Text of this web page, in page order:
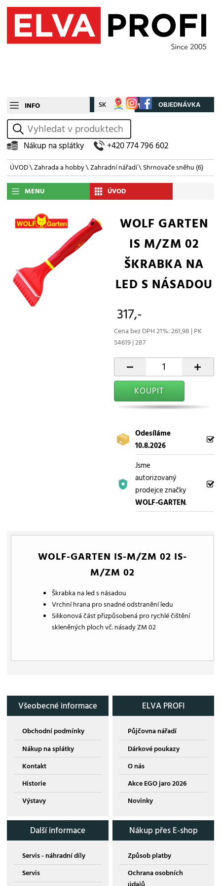
INFO CZ SK Můj účet OBJEDNÁVKA
vyhledat
Nákup na splátky +420 774 796 602
ÚVOD\Zahrada a hobby\Zahradní nářadí\Shrnovače sněhu (6)
MENU ÚVOD
WOLF GARTEN
IS M/ZM 02
ŠKRABKA NA
LED S NÁSADOU
317,-
Cena bez DPH 21%: 261,98 | PK
54619 | 287
- +
KOUPIT
Odesíláme
10.8.2026
Jsme
autorizovaný
prodejce značky
WOLF-GARTEN.
WOLF-GARTEN IS-M/ZM 02 IS-
M/ZM 02
Škrabka na led s násadou
Vrchní hrana pro snadné odstranění ledu
Silikonová část přizpůsobená pro rychlé čištění
skleněných ploch vč. násady ZM 02
Všeobecné informace
Obchodní podmínky
Nákup na splátky
Kontakt
Historie
Výstavy
ELVA PROFI
Půjčovna nářadí
Dárkové poukazy
O nás
Akce EGO jaro 2026
Novinky
Další informace
Servis - náhradní díly
Servis
Nákup přes E-shop
Způsob platby
Ochrana osobních